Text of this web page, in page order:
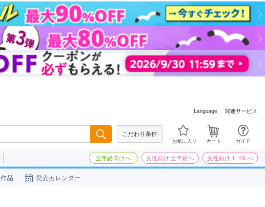
Language 関連サービス
こだわり条件
お気に入り カート ガイド
全年齢向けへ 女性向け 全年齢へ 女性向け TL/BLへ
品 発売カレンダー